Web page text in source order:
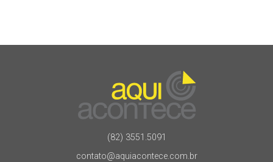
(82) 3551.5091
contato@aquiacontece.com.br